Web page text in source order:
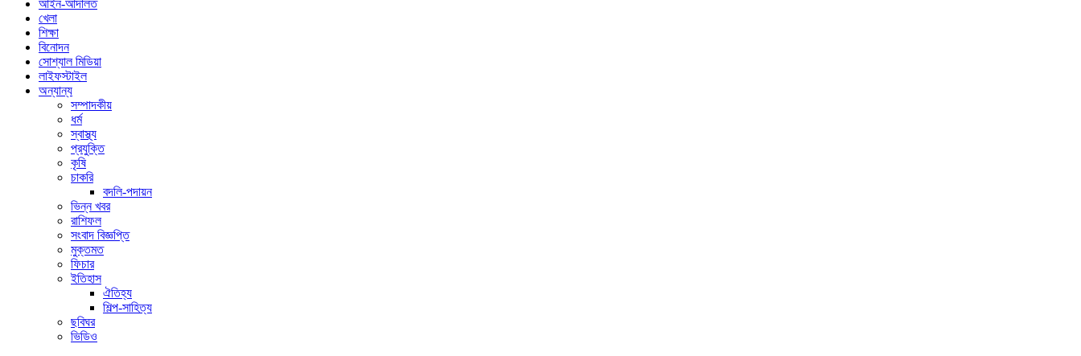
আইন-আদালত
খেলা
শিক্ষা
বিনোদন
সোশ্যাল মিডিয়া
লাইফস্টাইল
অন্যান্য
সম্পাদকীয়
ধর্ম
স্বাস্থ্য
প্রযুক্তি
কৃষি
চাকরি
বদলি-পদায়ন
ভিন্ন খবর
রাশিফল
সংবাদ বিজ্ঞপ্তি
মুক্তমত
ফিচার
ইতিহাস
ঐতিহ্য
শিল্প-সাহিত্য
ছবিঘর
ভিডিও